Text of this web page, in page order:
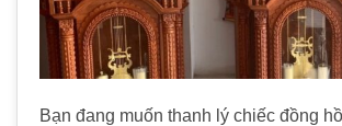
Bạn đang muốn thanh lý chiếc đồng